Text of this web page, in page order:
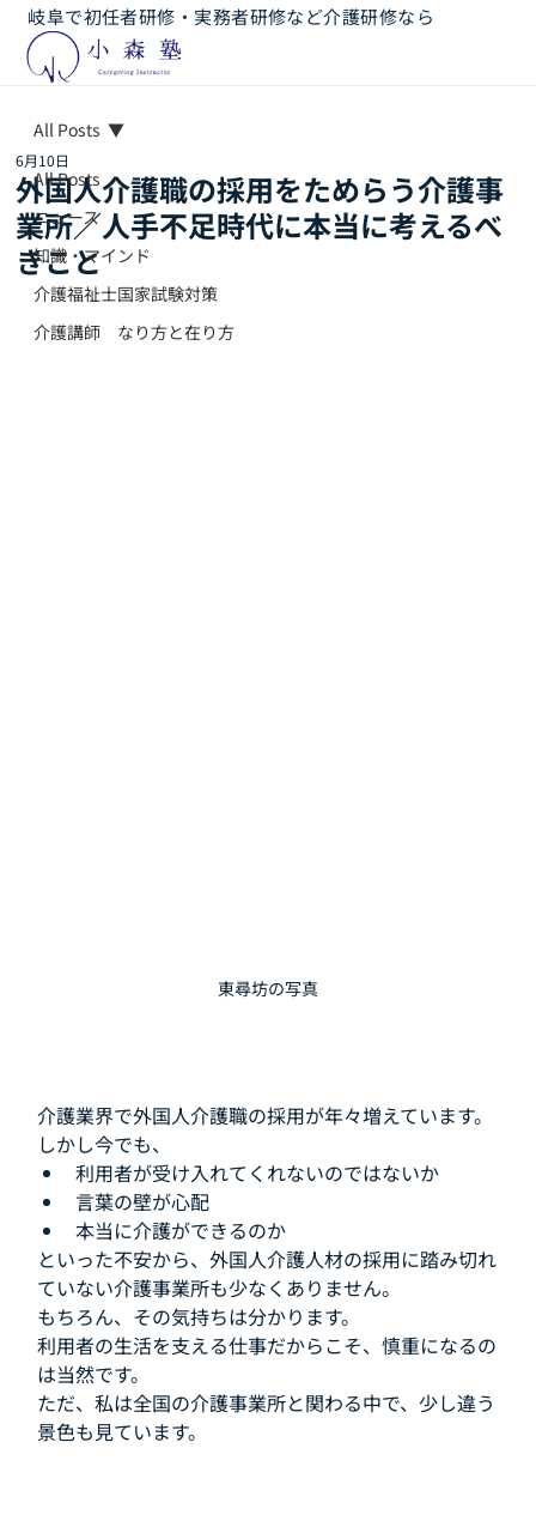
岐阜で初任者研修・実務者研修など介護研修なら
All Posts
ニュース
知識・マインド
介護福祉士国家試験対策
介護講師 なり方と在り方
All Posts
外国人介護職の採用をためらう介護事
業所／人手不足時代に本当に考えるべ
きこと
6月10日
東尋坊の写真
介護業界で外国人介護職の採用が年々増えています。
しかし今でも、
利用者が受け入れてくれないのではないか
言葉の壁が心配
本当に介護ができるのか
といった不安から、外国人介護人材の採用に踏み切れ
ていない介護事業所も少なくありません。
もちろん、その気持ちは分かります。
利用者の生活を支える仕事だからこそ、慎重になるの
は当然です。
ただ、私は全国の介護事業所と関わる中で、少し違う
景色も見ています。